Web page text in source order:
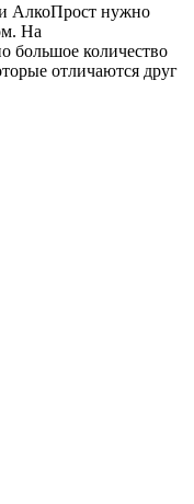
АлкоПрост нужно
На
большое количество
отличаются друг